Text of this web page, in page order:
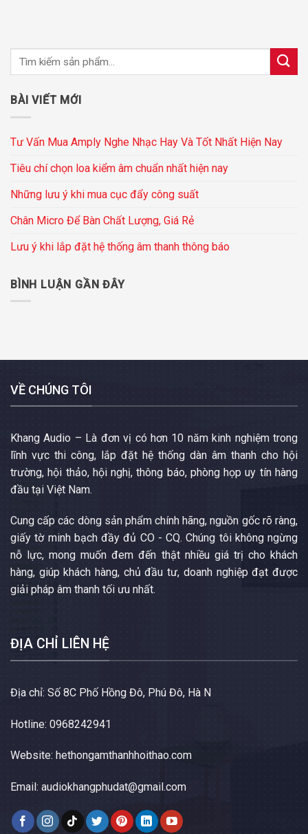
BÀI VIẾT MỚI
Tư Vấn Mua Amply Nghe Nhạc Hay Và Tốt Nhất Hiện Nay
Tiêu chí chọn loa kiểm âm chuẩn nhất hiện nay
Những lưu ý khi mua cục đẩy công suất
Chân Micro Để Bàn Chất Lượng, Giá Rẻ
Lưu ý khi lắp đặt hệ thống âm thanh thông báo
BÌNH LUẬN GẦN ĐÂY
VỀ CHÚNG TÔI
Khang Audio – Là đơn vị có hơn 10 năm kinh nghiệm trong
lĩnh vực thi công, lắp đặt hệ thống dàn âm thanh cho hội
trường, hội thảo, hội nghị, thông báo, phòng họp uy tín hàng
đầu tại Việt Nam.
Cung cấp các dòng sản phẩm chính hãng, nguồn gốc rõ ràng,
giấy tờ minh bạch đầy đủ CO - CQ. Chúng tôi không ngừng
nỗ lực, mong muốn đem đến thật nhiều giá trị cho khách
hàng, giúp khách hàng, chủ đầu tư, doanh nghiệp đạt được
giải pháp âm thanh tối ưu nhất.
ĐỊA CHỈ LIÊN HỆ
Địa chỉ: Số 8C Phố Hồng Đô, Phú Đô, Hà N
Hotline: 0968242941
Website: hethongamthanhhoithao.com
Email: audiokhangphudat@gmail.com